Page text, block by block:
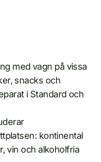
med vagn på vissa
snacks och
i Standard och
kontinental
vin och alkoholfria